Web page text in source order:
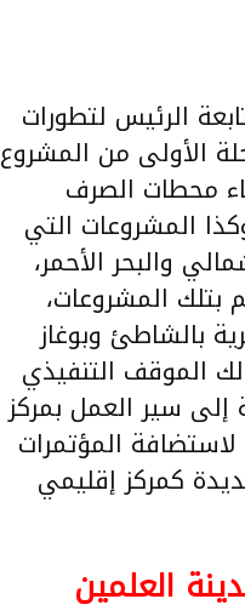
الرئيس لتطورات
الأولى من المشروع
محطات الصرف
المشروعات التي
والبحر الأحمر،
بتلك المشروعات،
البحرية بالشاطئ وبوغاز
ذلك الموقف التنفيذي
إلى سير العمل بمركز
المؤتمرات
كمركز إقليمي
العلمين